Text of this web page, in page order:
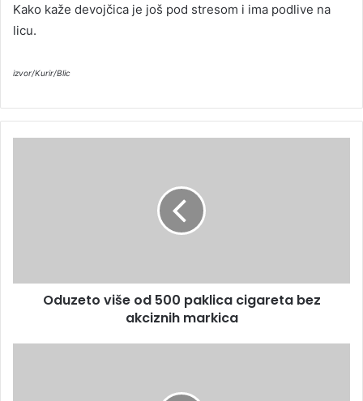
Kako kaže devojčica je još pod stresom i ima podlive na
licu.
izvor/Kurir/Blic
Oduzeto više od 500 paklica cigareta bez
akciznih markica